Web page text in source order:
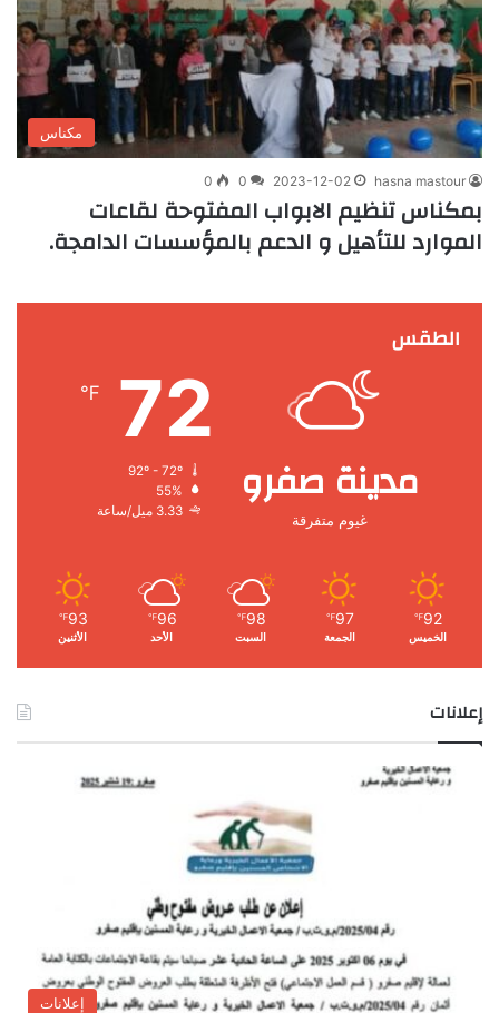
مكناس
hasna mastour
2023-12-02
0
0
بمكناس تنظيم الابواب المفتوحة لقاعات
الموارد للتأهيل و الدعم بالمؤسسات الدامجة.
الطقس
مدينة صفرو
غيوم متفرقة
72
℉
55%
3.33 ميل/ساعة
92
℉
الخميس
97
℉
الجمعة
98
℉
السبت
96
℉
الأحد
93
℉
الأثنين
إعلانات
إعلانات